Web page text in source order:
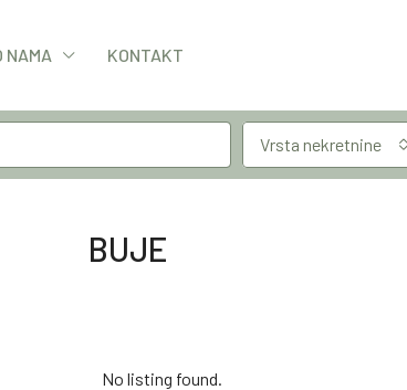
NAMA KONTAKT
Vrsta nekretnine
BUJE
No listing found.